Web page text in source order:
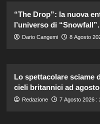
“The Drop”: la nuova
l’universo di
Dario Cangemi 8 Agosto
Lo spettacolare sciame
cieli britannici ad
Redazione 7 Agosto 2026 :